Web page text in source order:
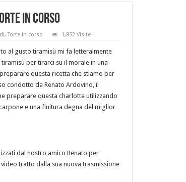
in corso
,Torte in corso 1,852 Visite
al gusto tiramisù mi fa letteralmente
per tirarci su il morale in una
questa ricetta che stiamo per
condotto da Renato Ardovino, il
preparare questa charlotte utilizzando
e una finitura degna del miglior
dal nostro amico Renato per
tratto dalla sua nuova trasmissione